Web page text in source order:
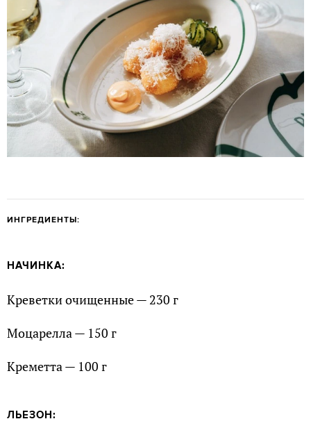
ИНГРЕДИЕНТЫ:
НАЧИНКА:
Креветки очищенные — 230 г
Моцарелла — 150 г
Креметта — 100 г
ЛЬЕЗОН: